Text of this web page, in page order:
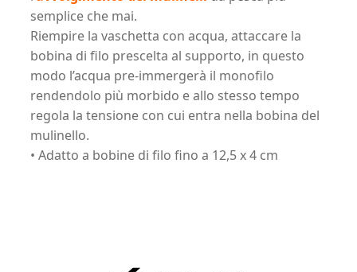
semplice che mai.
Riempire la vaschetta con acqua, attaccare la
bobina di filo prescelta al supporto, in questo
modo l’acqua pre-immergerà il monofilo
rendendolo più morbido e allo stesso tempo
regola la tensione con cui entra nella bobina del
mulinello.
• Adatto a bobine di filo fino a 12,5 x 4 cm